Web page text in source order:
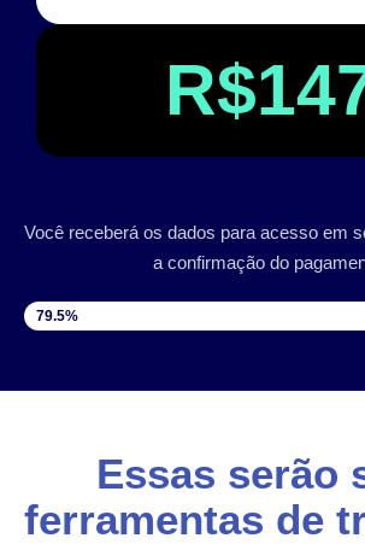
Você receberá os dados para acesso em
a confirmação do
VAGAS DISPONÍVEIS
79.5%
Essas serão
ferramentas de